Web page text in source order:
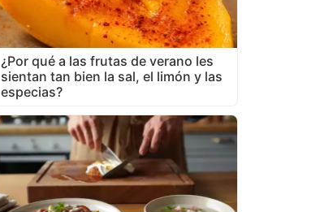
¿Por qué a las frutas de verano les
sientan tan bien la sal, el limón y las
especias?